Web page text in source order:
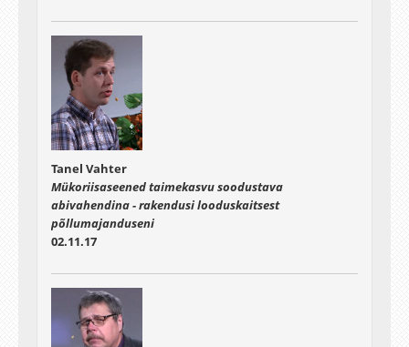
Tanel Vahter
Mükoriisaseened taimekasvu soodustava
abivahendina - rakendusi looduskaitsest
põllumajanduseni
02.11.17